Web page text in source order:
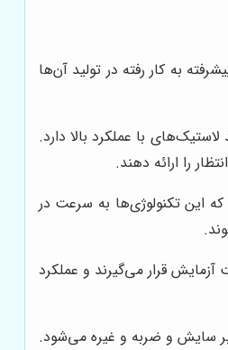
به کار رفته در تولید آن‌ها
با عملکرد بالا دارد.
را ارائه دهند.
این تکنولوژی‌ها به سرعت در
قرار می‌گیرند و عملکرد
سایش و ضربه و غیره می‌شود.